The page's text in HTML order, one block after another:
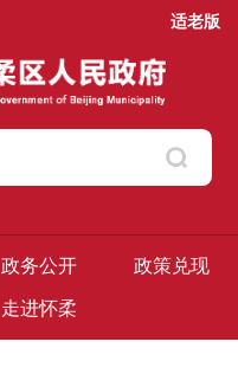
适老版
政务公开 政策兑现
走进怀柔